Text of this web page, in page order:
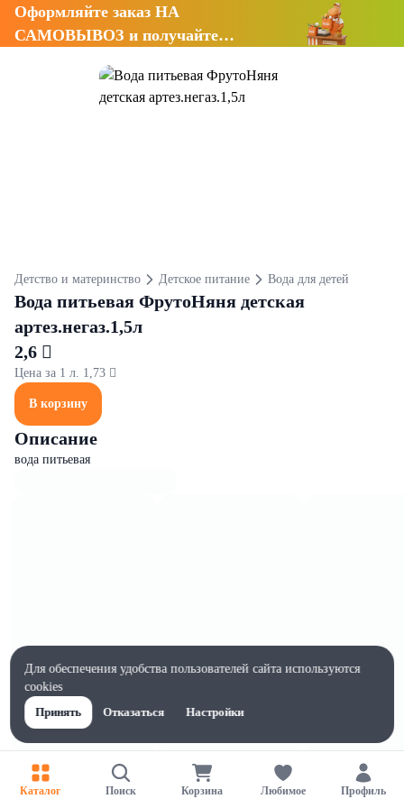
Оформляйте заказ НА
САМОВЫВОЗ и получайте
Детство и материнство Детское питание Вода для детей
Вода питьевая ФрутоНяня детская
артез.негаз.1,5л
2,6 
Цена за 1 л. 1,73 
В корзину
Описание
вода питьевая
Характеристики
Жиры на 100г, г
Каталог Поиск Корзина Любимое Профиль
Для обеспечения удобства пользователей сайта используются
cookies
Принять
Отказаться Настройки